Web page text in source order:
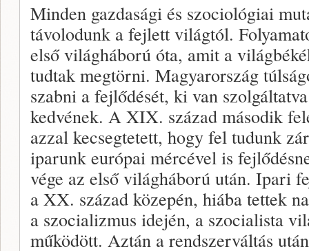
Minden gazdasági és szociológiai
távolodunk a fejlett világtól.
első világháború óta, amit a
tudtak megtörni. Magyarország
szabni a fejlődését, ki van
kedvének. A XIX. század második
azzal kecsegtetett, hogy fel tudunk
iparunk európai mércével is
vége az első világháború után. Ipari
a XX. század közepén, hiába tettek
a szocializmus idején, a szocialista
működött. Aztán a rendszerváltás